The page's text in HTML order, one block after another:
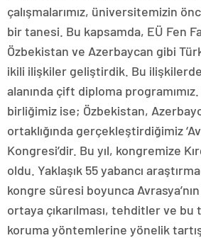
çalışmalarımız, üniversitemizin
bir tanesi. Bu kapsamda, EÜ Fen
Özbekistan ve Azerbaycan gibi
ikili ilişkiler geliştirdik. Bu
alanında çift diploma
birliğimiz ise; Özbekistan,
ortaklığında gerçekleştirdiğimiz
Kongresi’dir. Bu yıl, kongremize
oldu. Yaklaşık 55 yabancı
kongre süresi boyunca
ortaya çıkarılması, tehditler ve bu
koruma yöntemlerine yönelik